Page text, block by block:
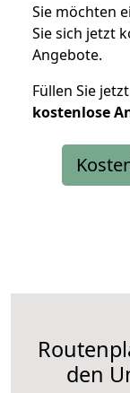
Sie möchten
Sie sich jetzt
Angebote.
Füllen Sie
kostenlose
den